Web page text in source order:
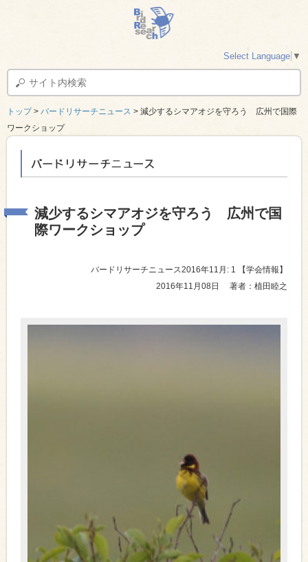
トップ> バードリサーチニュース > 減少するシマアオジを守ろう 広州で国際
ワークショップ
減少するシマアオジを守ろう 広州で国
際ワークショップ
バードリサーチニュース2016年11月: 1
【学会情報】
2016年11月08日
著者：植田睦之
Select Language ▼